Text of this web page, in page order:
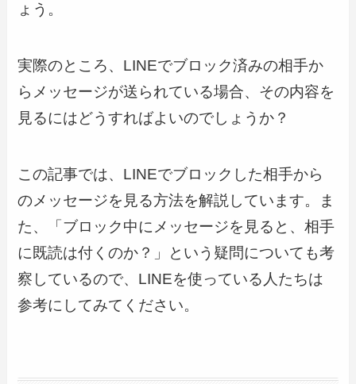
ょう。
実際のところ、LINEでブロック済みの相手か
らメッセージが送られている場合、その内容を
見るにはどうすればよいのでしょうか？
この記事では、LINEでブロックした相手から
のメッセージを見る方法を解説しています。ま
た、「ブロック中にメッセージを見ると、相手
に既読は付くのか？」という疑問についても考
察しているので、LINEを使っている人たちは
参考にしてみてください。